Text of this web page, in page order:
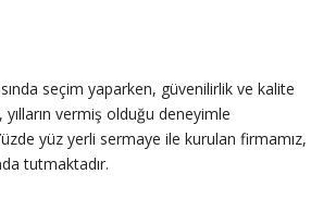
seçim yaparken, güvenilirlik ve kalite
vermiş olduğu deneyimle
yüz yerli sermaye ile kurulan firmamız,
tutmaktadır.